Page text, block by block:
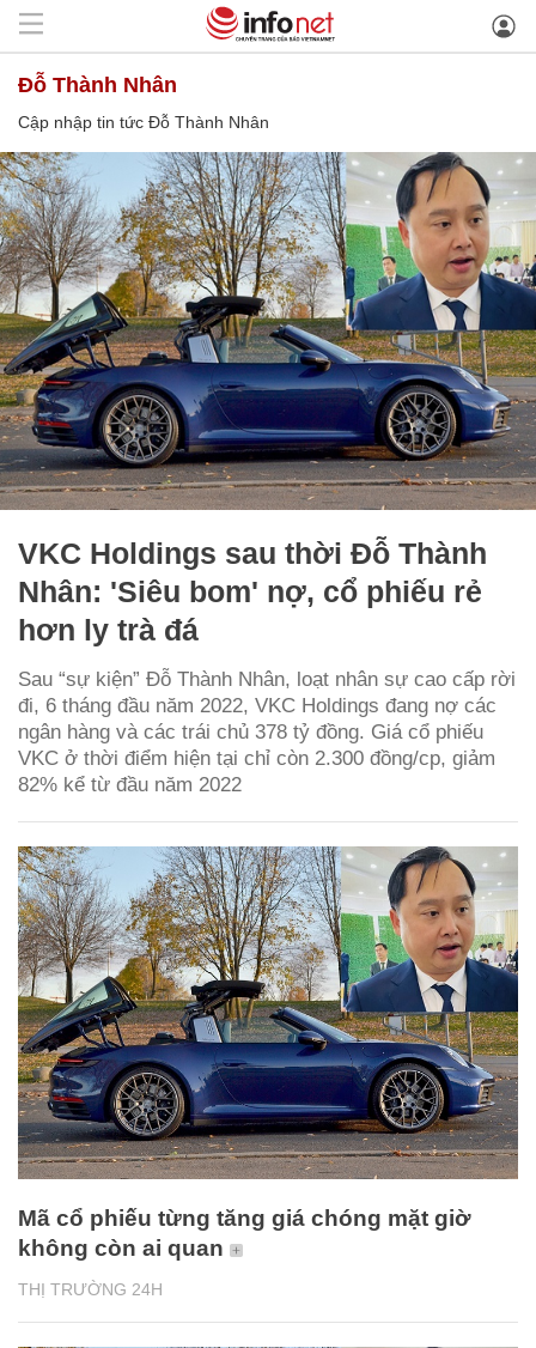
Đỗ Thành Nhân
Cập nhập tin tức Đỗ Thành Nhân
VKC Holdings sau thời Đỗ Thành
Nhân: 'Siêu bom' nợ, cổ phiếu rẻ
hơn ly trà đá
Sau “sự kiện” Đỗ Thành Nhân, loạt nhân sự cao cấp rời
đi, 6 tháng đầu năm 2022, VKC Holdings đang nợ các
ngân hàng và các trái chủ 378 tỷ đồng. Giá cổ phiếu
VKC ở thời điểm hiện tại chỉ còn 2.300 đồng/cp, giảm
82% kể từ đầu năm 2022
THỊ TRƯỜNG 24H
Mã cổ phiếu từng tăng giá chóng mặt giờ
không còn ai quan